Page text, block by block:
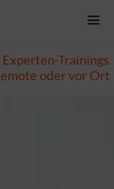
Trainings
oder vor Ort